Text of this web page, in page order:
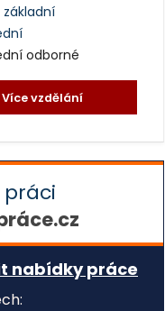
základní
odborné
Více vzdělání
nabídky práce